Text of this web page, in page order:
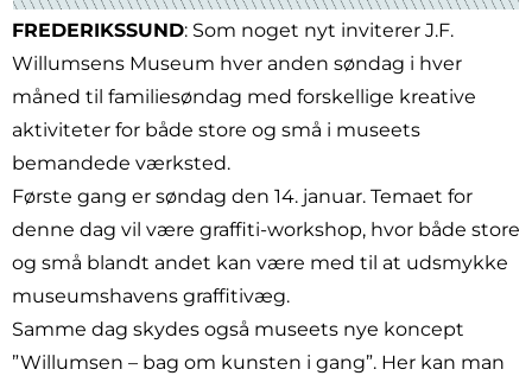
FREDERIKSSUND: Som noget nyt inviterer J.F.
Willumsens Museum hver anden søndag i hver
måned til familiesøndag med forskellige kreative
aktiviteter for både store og små i museets
bemandede værksted.
Første gang er søndag den 14. januar. Temaet for
denne dag vil være graffiti-workshop, hvor både store
og små blandt andet kan være med til at udsmykke
museumshavens graffitivæg.
Samme dag skydes også museets nye koncept
”Willumsen – bag om kunsten i gang”. Her kan man